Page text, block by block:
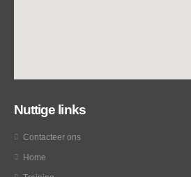
Nuttige links
Contacteer ons
Home